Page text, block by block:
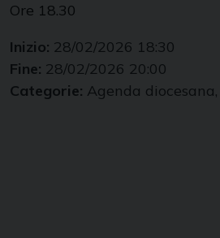
Ore 18.30
Inizio: 28/02/2026 18:30
Fine: 28/02/2026 20:00
Categorie: Agenda